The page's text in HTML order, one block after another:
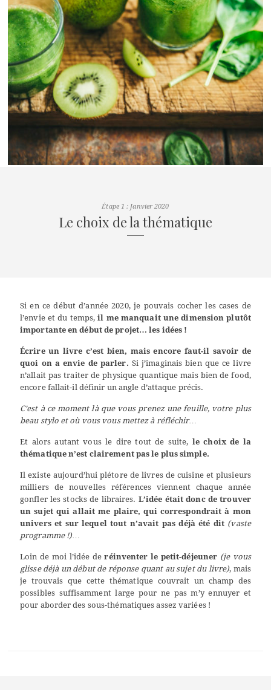
Étape 1 : Janvier 2020
Le choix de la thématique
Si en ce début d’année 2020, je pouvais cocher les cases de
l’envie et du temps,il me manquait une dimension plutôt
importante en début de projet… les idées !
Écrire un livre c’est bien, mais encore faut-il savoir de
quoi on a envie de parler. Si j’imaginais bien que ce livre
n’allait pas traiter de physique quantique mais bien de food,
encore fallait-il définir un angle d’attaque précis.
C’est à ce moment là que vous prenez une feuille, votre plus
beau stylo et où vous vous mettez à réfléchir…
Et alors autant vous le dire tout de suite, le choix de la
thématique n’est clairement pas le plus simple.
Il existe aujourd’hui plétore de livres de cuisine et plusieurs
milliers de nouvelles références viennent chaque année
gonfler les stocks de libraires. L’idée était donc de trouver
un sujet qui allait me plaire, qui correspondrait à mon
univers et sur lequel tout n’avait pas déjà été dit (vaste
programme !)…
Loin de moi l’idée deréinventer le petit-déjeuner (je vous
glisse déjà un début de réponse quant au sujet du livre), mais
je trouvais que cette thématique couvrait un champ des
possibles suffisamment large pour ne pas m’y ennuyer et
pour aborder des sous-thématiques assez variées !